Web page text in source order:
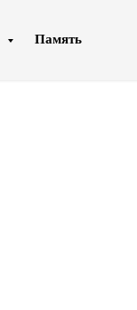
Память